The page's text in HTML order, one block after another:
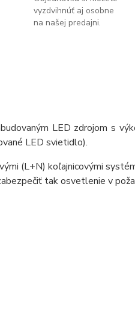
vyzdvihnúť aj osobne
na našej predajni.
LED zdrojom s
LED svietidlo).
(L+N) koľajnicovými
tak osvetlenie v